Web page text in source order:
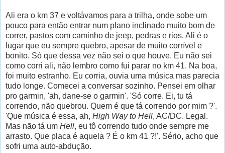
Ali era o km 37 e voltávamos para a trilha, onde sobe um
pouco para então entrar num plano inclinado muito bom de
correr, pastos com caminho de jeep, pedras e rios. Ali é o
lugar que eu sempre quebro, apesar de muito corrível e
bonito. Só que dessa vez não sei o que houve. Eu não sei
como corri ali, não lembro como fui parar no km 41. Na boa,
foi muito estranho. Eu corria, ouvia uma música mas parecia
tudo longe. Comecei a conversar sozinho. Pensei em olhar
pro garmin, 'ah, dane-se o garmin'. 'Só corre. Ei, tu tá
correndo, não quebrou. Quem é que tá correndo por mim ?'.
'Que música é essa, ah, High Way to Hell, AC/DC. Legal.
Mas não tá um Hell, eu tô correndo tudo onde sempre me
arrasto. Que placa é aquela ? É o km 41 ?!'. Sério, acho que
sofri uma auto-abdução.